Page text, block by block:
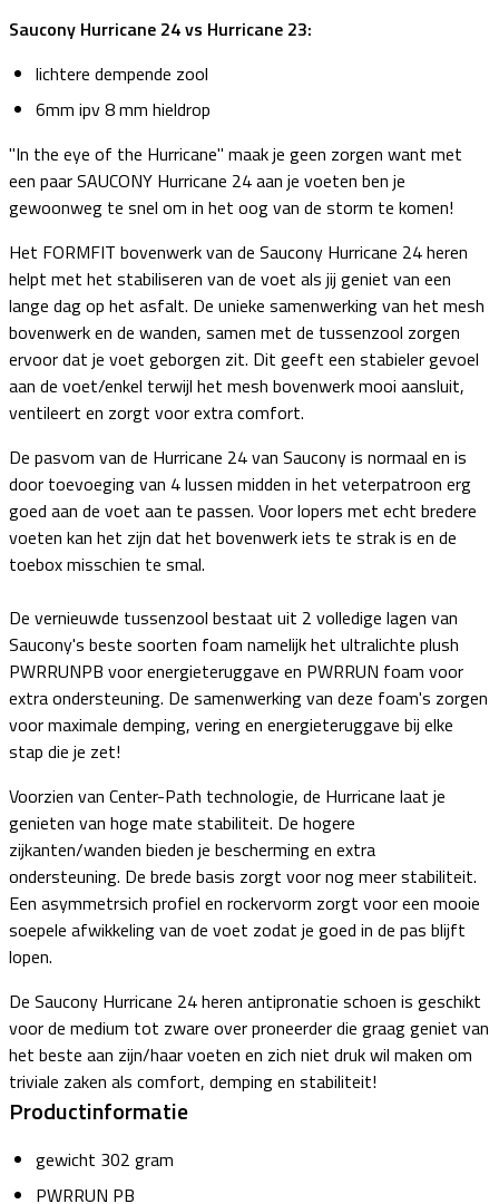
Saucony Hurricane 24 vs Hurricane 23:
lichtere dempende zool
6mm ipv 8 mm hieldrop
"In the eye of the Hurricane" maak je geen zorgen want met
een paar SAUCONY Hurricane 24 aan je voeten ben je
gewoonweg te snel om in het oog van de storm te komen!
Het FORMFIT bovenwerk van de Saucony Hurricane 24 heren
helpt met het stabiliseren van de voet als jij geniet van een
lange dag op het asfalt. De unieke samenwerking van het mesh
bovenwerk en de wanden, samen met de tussenzool zorgen
ervoor dat je voet geborgen zit. Dit geeft een stabieler gevoel
aan de voet/enkel terwijl het mesh bovenwerk mooi aansluit,
ventileert en zorgt voor extra comfort.
De pasvom van de Hurricane 24 van Saucony is normaal en is
door toevoeging van 4 lussen midden in het veterpatroon erg
goed aan de voet aan te passen. Voor lopers met echt bredere
voeten kan het zijn dat het bovenwerk iets te strak is en de
toebox misschien te smal.
De vernieuwde tussenzool bestaat uit 2 volledige lagen van
Saucony's beste soorten foam namelijk het ultralichte plush
PWRRUNPB voor energieteruggave en PWRRUN foam voor
extra ondersteuning. De samenwerking van deze foam's zorgen
voor maximale demping, vering en energieteruggave bij elke
stap die je zet!
Voorzien van Center-Path technologie, de Hurricane laat je
genieten van hoge mate stabiliteit. De hogere
zijkanten/wanden bieden je bescherming en extra
ondersteuning. De brede basis zorgt voor nog meer stabiliteit.
Een asymmetrsich profiel en rockervorm zorgt voor een mooie
soepele afwikkeling van de voet zodat je goed in de pas blijft
lopen.
De Saucony Hurricane 24 heren antipronatie schoen is geschikt
voor de medium tot zware over proneerder die graag geniet van
het beste aan zijn/haar voeten en zich niet druk wil maken om
triviale zaken als comfort, demping en stabiliteit!
Productinformatie
gewicht 302 gram
PWRRUN PB